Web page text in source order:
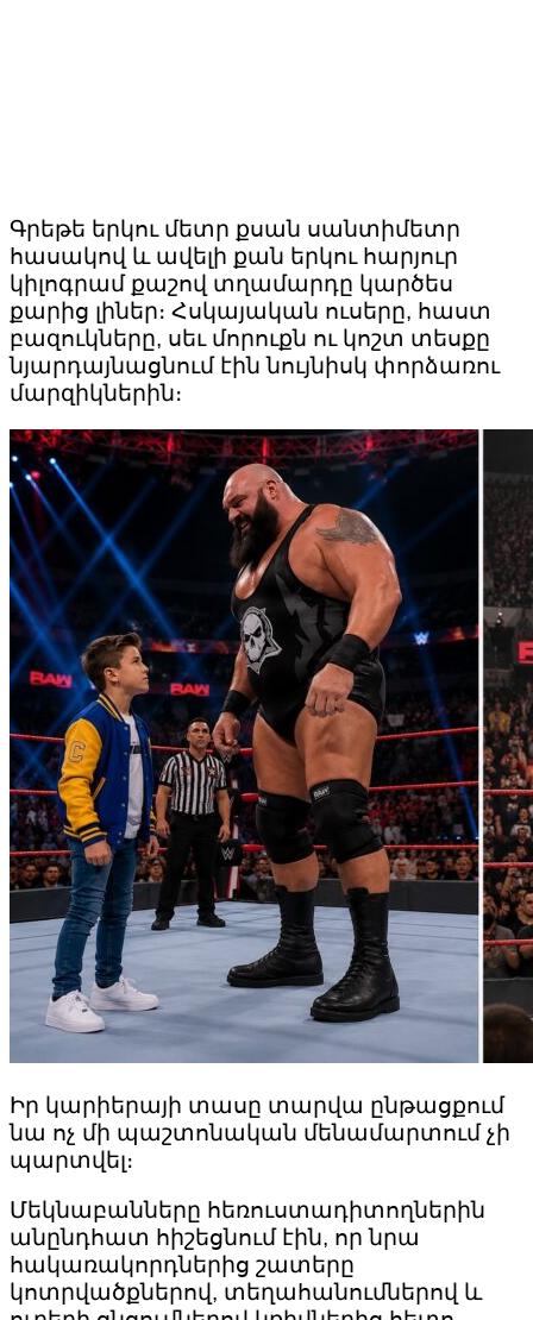
Գրեթե երկու մետր քսան սանտիմետր
հասակով և ավելի քան երկու հարյուր
կիլոգրամ քաշով տղամարդը կարծես
քարից լիներ։ Հսկայական ուսերը, հաստ
բազուկները, սեւ մորուքն ու կոշտ տեսքը
նյարդայնացնում էին նույնիսկ փորձառու
մարզիկներին։
Իր կարիերայի տասը տարվա ընթացքում
նա ոչ մի պաշտոնական մենամարտում չի
պարտվել։
Մեկնաբանները հեռուստադիտողներին
անընդհատ հիշեցնում էին, որ նրա
հակառակորդներից շատերը
կոտրվածքներով, տեղահանումներով և